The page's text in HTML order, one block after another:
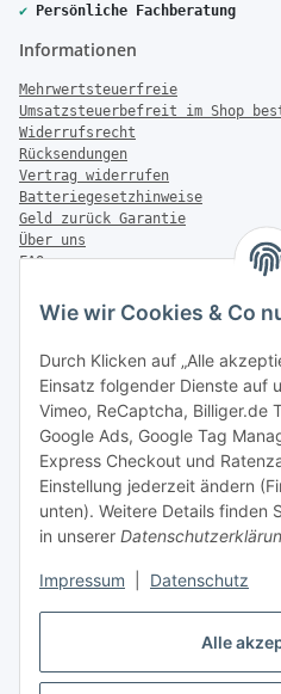
Alle
Wie wir Cookies & Co
Durch Klicken auf „Alle
Einsatz folgender Dienste auf
Vimeo, ReCaptcha, Billiger.de
Google Ads, Google Tag
Express Checkout und
Einstellung jederzeit ändern
unten). Weitere Details finden
in unserer
Impressum Datenschutz
✔ Persönliche Fachberatung
Informationen
Mehrwertsteuerfreie
Umsatzsteuerbefreit im Shop
Widerrufsrecht
Rücksendungen
Vertrag widerrufen
Batteriegesetzhinweise
Geld zurück Garantie
Über uns
FAQ
Zahlung & Versand
Versandinformationen
Sonstiges